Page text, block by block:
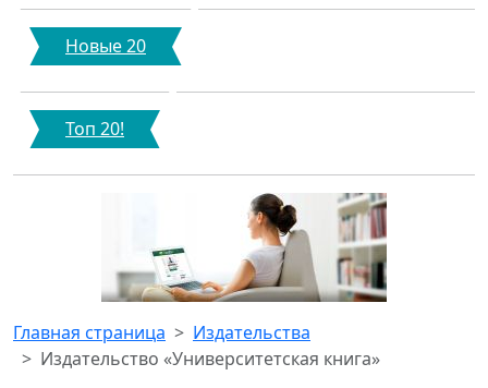
Новые 20
Топ 20!
Главная страница
Издательства
Издательство «Университетская книга»